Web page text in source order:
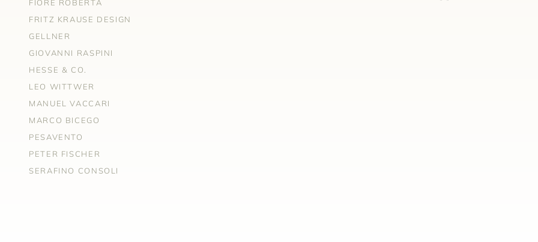
FIORE ROBERTA
FRITZ KRAUSE DESIGN
GELLNER
GIOVANNI RASPINI
HESSE & CO.
LEO WITTWER
MANUEL VACCARI
MARCO BICEGO
PESAVENTO
PETER FISCHER
SERAFINO CONSOLI